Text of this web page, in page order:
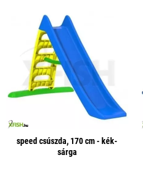
speed csúszda, 170 cm - kék-
sárga